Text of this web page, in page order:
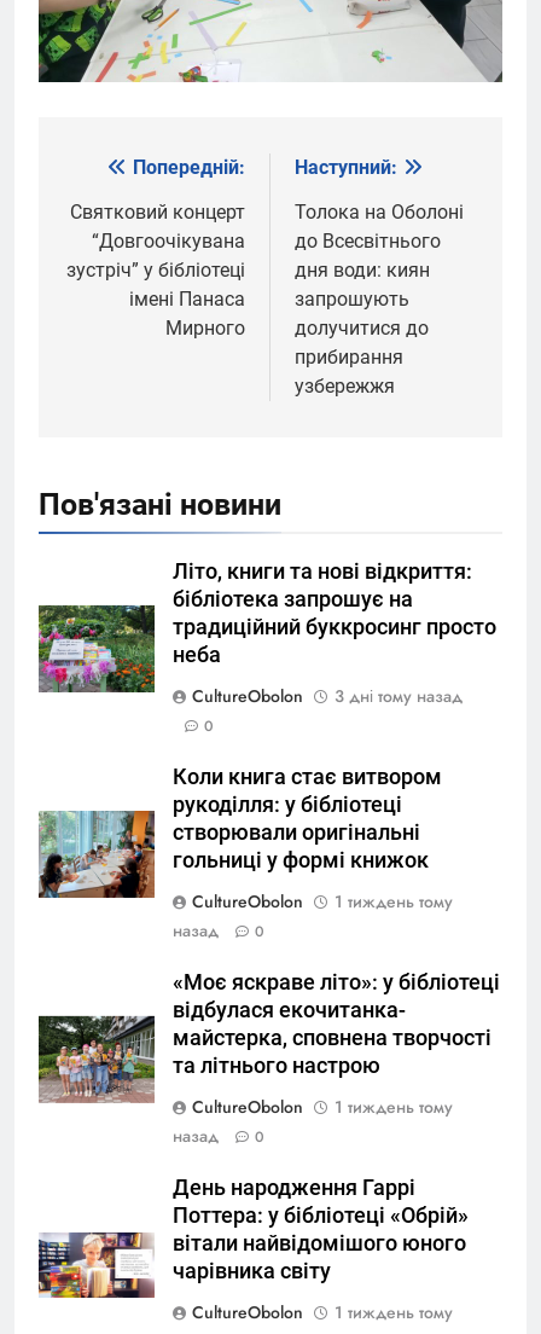
Навігація
записів
Попередній:
Святковий концерт
“Довгоочікувана
зустріч” у бібліотеці
імені Панаса
Мирного
Наступний:
Толока на Оболоні
до Всесвітнього
дня води: киян
запрошують
долучитися до
прибирання
узбережжя
Пов'язані новини
Літо, книги та нові відкриття:
бібліотека запрошує на
традиційний буккросинг просто
неба
CultureObolon
3 дні тому назад
0
Коли книга стає витвором
рукоділля: у бібліотеці
створювали оригінальні
гольниці у формі книжок
CultureObolon
1 тиждень тому
назад
0
«Моє яскраве літо»: у бібліотеці
відбулася екочитанка-
майстерка, сповнена творчості
та літнього настрою
CultureObolon
1 тиждень тому
назад
0
День народження Гаррі
Поттера: у бібліотеці «Обрій»
вітали найвідомішого юного
чарівника світу
CultureObolon
1 тиждень тому